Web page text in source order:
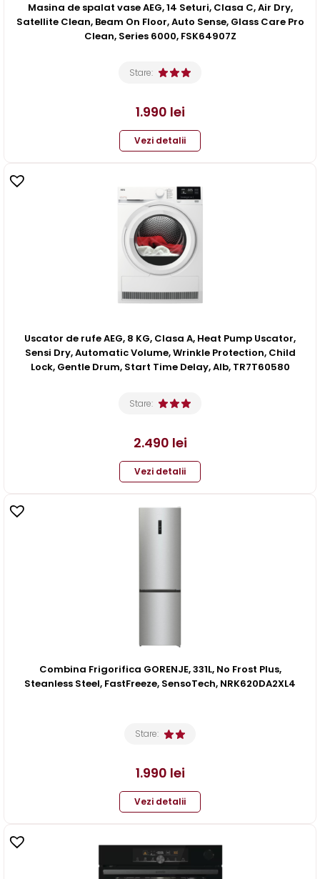
Masina de spalat vase AEG, 14 Seturi, Clasa C, Air Dry,
Satellite Clean, Beam On Floor, Auto Sense, Glass Care Pro
Clean, Series 6000, FSK64907Z
Stare:
1.990 lei
Vezi detalii
Uscator de rufe AEG, 8 KG, Clasa A, Heat Pump Uscator,
Sensi Dry, Automatic Volume, Wrinkle Protection, Child
Lock, Gentle Drum, Start Time Delay, Alb, TR7T60580
Stare:
2.490 lei
Vezi detalii
Combina Frigorifica GORENJE, 331L, No Frost Plus,
Steanless Steel, FastFreeze, SensoTech, NRK620DA2XL4
Stare:
1.990 lei
Vezi detalii